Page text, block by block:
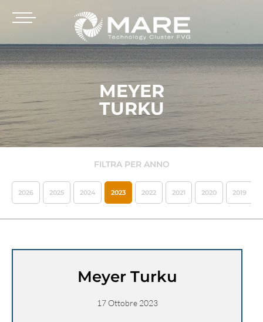
MEYER
TURKU
FILTRA PER ANNO
2026 2025 2024 2023 2022 2021 2020 2019
Meyer Turku
17 Ottobre 2023